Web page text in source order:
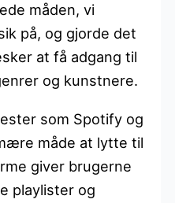
måden, vi
på, og gjorde det
at få adgang til
og kunstnere.
som Spotify og
måde at lytte til
giver brugerne
playlister og